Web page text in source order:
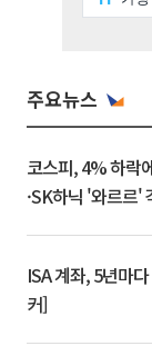
주요뉴스
코스피, 4% 하락
·SK하닉 '와르르'
ISA 계좌, 5년마
커]